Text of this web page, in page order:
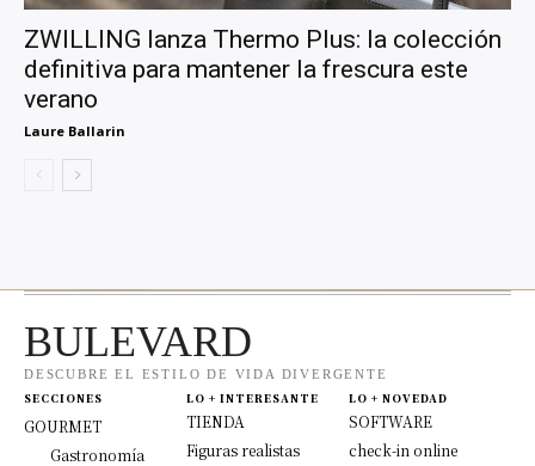
ZWILLING lanza Thermo Plus: la colección
definitiva para mantener la frescura este
verano
Laure Ballarin
BULEVARD
DESCUBRE EL ESTILO DE VIDA DIVERGENTE
SECCIONES
GOURMET
Gastronomía
LO + INTERESANTE
TIENDA
Figuras realistas
LO + NOVEDAD
SOFTWARE
check-in online